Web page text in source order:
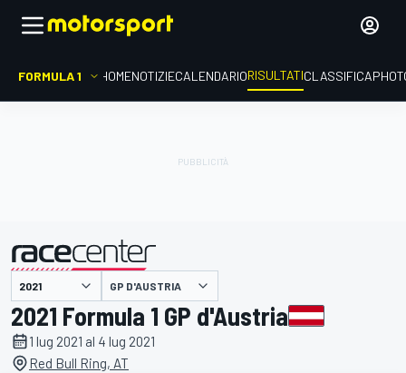
FORMULA 1 HOMENOTIZIECALENDARIORISULTATICLASSIFICA
presentato da GP D'AUSTRIA
2021 Formula 1 GP d'Austria
1 lug 2021 al 4 lug 2021
Red Bull Ring, AT